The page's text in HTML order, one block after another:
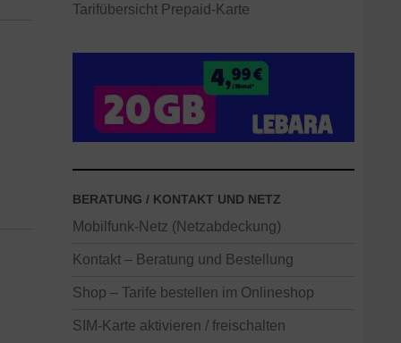
Tarifübersicht Prepaid-Karte
BERATUNG / KONTAKT UND NETZ
Mobilfunk-Netz (Netzabdeckung)
Kontakt – Beratung und Bestellung
Shop – Tarife bestellen im Onlineshop
SIM-Karte aktivieren / freischalten